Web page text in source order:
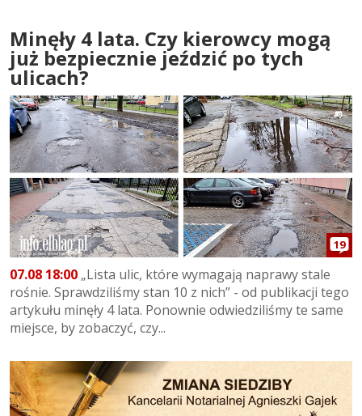
Minęły 4 lata. Czy kierowcy mogą
już bezpiecznie jeździć po tych
ulicach?
19
07.08 18:00 „Lista ulic, które wymagają naprawy stale
rośnie. Sprawdziliśmy stan 10 z nich” - od publikacji tego
artykułu minęły 4 lata. Ponownie odwiedziliśmy te same
miejsce, by zobaczyć, czy...